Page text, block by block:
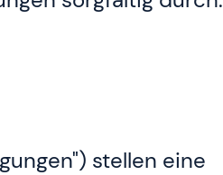
stellen eine